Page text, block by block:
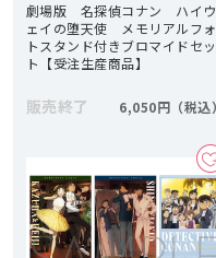
劇場版 名探偵コナン ハイウ
ェイの堕天使 メモリアルフォ
トスタンド付きブロマイドセッ
ト【受注生産商品】
販売終了 6,050円